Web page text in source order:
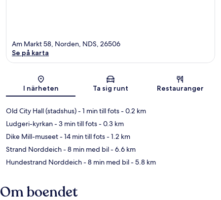
Karta
Am Markt 58, Norden, NDS, 26506
Se på karta
I närheten Ta sig runt Restauranger
Old City Hall (stadshus)- 1 min till fots- 0.2 km
Ludgeri-kyrkan- 3 min till fots- 0.3 km
Dike Mill-museet- 14 min till fots- 1.2 km
Strand Norddeich- 8 min med bil- 6.6 km
Hundestrand Norddeich- 8 min med bil- 5.8 km
Om boendet